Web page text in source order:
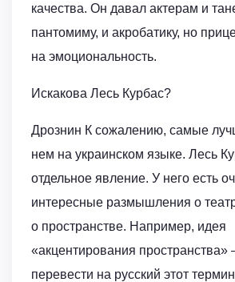
качества. Он давал актерам и
пантомиму, и акробатику, но
на эмоциональность.
Искакова Лесь Курбас?
Дрознин К сожалению, самые
нем на украинском языке. Лесь
отдельное явление. У него есть
интересные размышления о
о пространстве. Например, идея
«акцентирования
перевести на русский этот